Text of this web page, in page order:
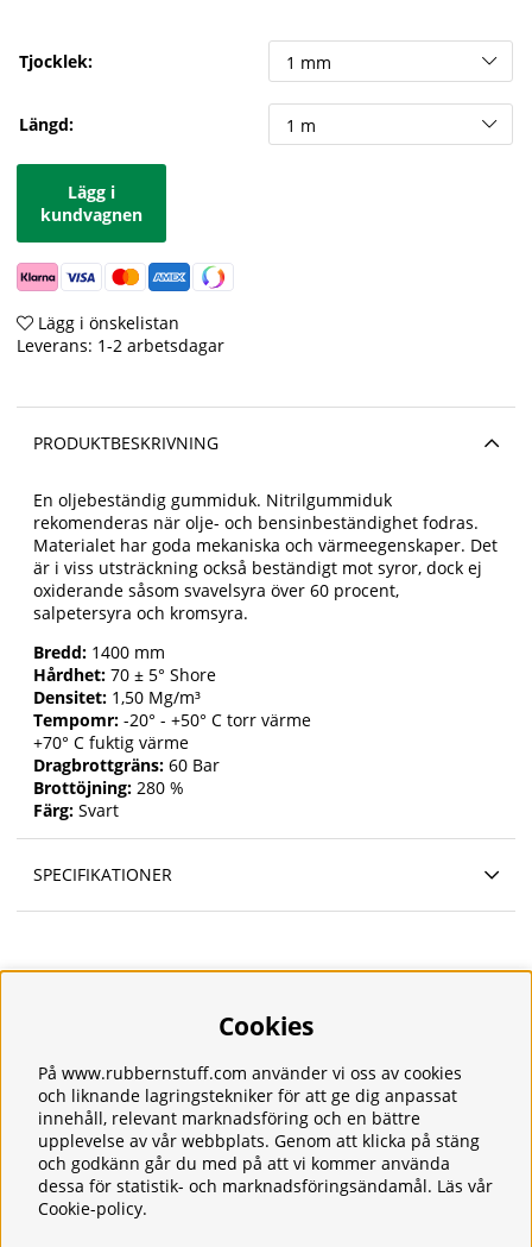
Tjocklek:
Längd:
Lägg i
kundvagnen
Lägg i önskelistan
Leverans: 1-2 arbetsdagar
PRODUKTBESKRIVNING
En oljebeständig gummiduk. Nitrilgummiduk
rekomenderas när olje- och bensinbeständighet fodras.
Materialet har goda mekaniska och värmeegenskaper. Det
är i viss utsträckning också beständigt mot syror, dock ej
oxiderande såsom svavelsyra över 60 procent,
salpetersyra och kromsyra.
Bredd: 1400 mm
Hårdhet: 70 ± 5° Shore
Densitet: 1,50 Mg/m³
Tempomr: -20° - +50° C torr värme
+70° C fuktig värme
Dragbrottgräns: 60 Bar
Brottöjning: 280 %
Färg: Svart
SPECIFIKATIONER
Frakt
Integritetspolicy
Kontakt
Kundservice
Köpvillkor
Tjänster
Om oss
Cookies
På www.rubbernstuff.com använder vi oss av cookies
och liknande lagringstekniker för att ge dig anpassat
innehåll, relevant marknadsföring och en bättre
upplevelse av vår webbplats. Genom att klicka på stäng
och godkänn går du med på att vi kommer använda
dessa för statistik- och marknadsföringsändamål. Läs vår
Cookie-policy.